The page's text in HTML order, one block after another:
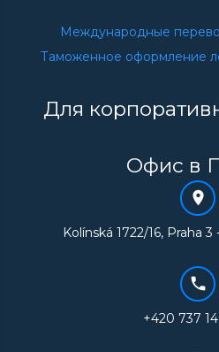
Международные
Таможенное оформление
Для
Офис в
Kolínská 1722/16, Praha
+420 737